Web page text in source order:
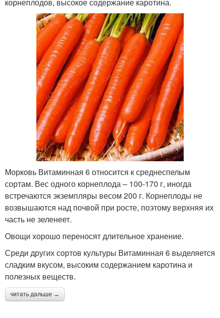
корнеплодов, высокое содержание каротина.
Морковь Витаминная 6 относится к среднеспелым
сортам. Вес одного корнеплода – 100-170 г, иногда
встречаются экземпляры весом 200 г. Корнеплоды не
возвышаются над почвой при росте, поэтому верхняя их
часть не зеленеет.
Овощи хорошо переносят длительное хранение.
Среди других сортов культуры Витаминная 6 выделяется
сладким вкусом, высоким содержанием каротина и
полезных веществ.
читать дальше →